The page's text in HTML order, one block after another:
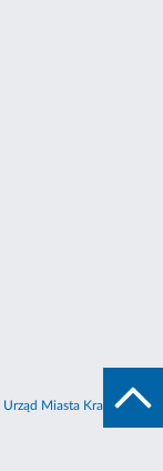
Urząd Miasta Krakowa